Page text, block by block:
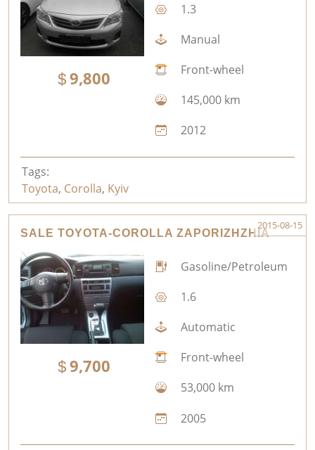
9,800
1.3
Manual
Front-wheel
145,000 km
2012
Tags:
Toyota, Corolla, Kyiv
SALE TOYOTA-COROLLA ZAPORIZHZHIA
2015-08-15
9,700
Gasoline/Petroleum
1.6
Automatic
Front-wheel
53,000 km
2005